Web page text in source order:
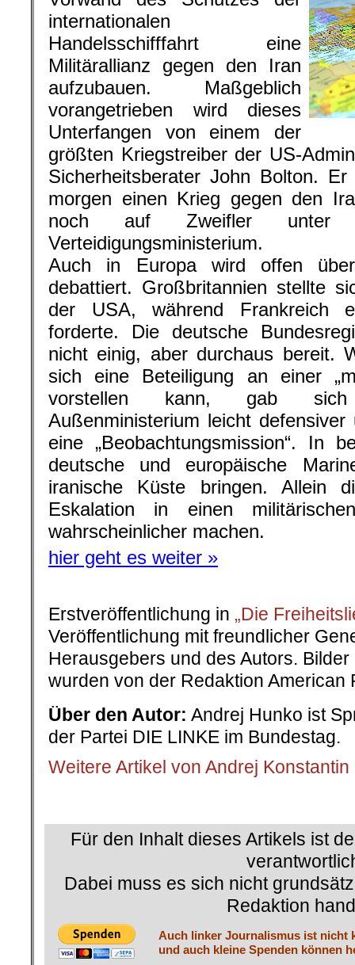
internationalen
Handelsschifffahrt eine
Militärallianz gegen den Iran
aufzubauen. Maßgeblich
vorangetrieben wird dieses
Unterfangen von einem der
größten Kriegstreiber der US-
Sicherheitsberater John Bolton.
morgen einen Krieg gegen den
noch auf Zweifler unter
Verteidigungsministerium.
Auch in Europa wird offen über
debattiert. Großbritannien stellte
der USA, während Frankreich
forderte. Die deutsche
nicht einig, aber durchaus bereit.
sich eine Beteiligung an einer
vorstellen kann, gab sich
Außenministerium leicht
eine „Beobachtungsmission“. In
deutsche und europäische
iranische Küste bringen. Allein
Eskalation in einen
wahrscheinlicher machen.
hier geht es weiter »
Erstveröffentlichung in „Die
Veröffentlichung mit freundlicher
Herausgebers und des Autors.
wurden von der Redaktion American
Über den Autor: Andrej Hunko ist
der Partei DIE LINKE im Bundestag.
Weitere Artikel von Andrej
Für den Inhalt dieses Artikels ist
Dabei muss es sich nicht
Redaktion
Auch linker Journalismus ist nicht
und auch kleine Spenden können